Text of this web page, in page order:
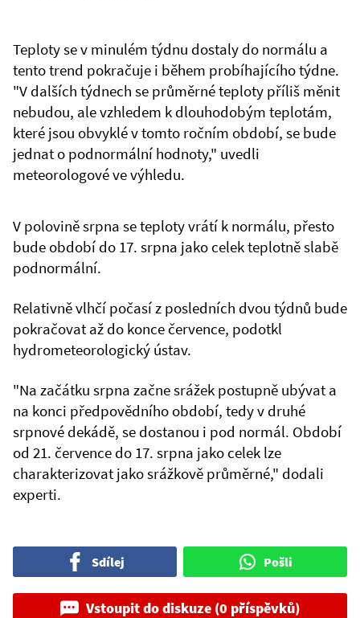
Teploty se v minulém týdnu dostaly do normálu a
tento trend pokračuje i během probíhajícího týdne.
"V dalších týdnech se průměrné teploty příliš měnit
nebudou, ale vzhledem k dlouhodobým teplotám,
které jsou obvyklé v tomto ročním období, se bude
jednat o podnormální hodnoty," uvedli
meteorologové ve výhledu.
V polovině srpna se teploty vrátí k normálu, přesto
bude období do 17. srpna jako celek teplotně slabě
podnormální.
Relativně vlhčí počasí z posledních dvou týdnů bude
pokračovat až do konce července, podotkl
hydrometeorologický ústav.
"Na začátku srpna začne srážek postupně ubývat a
na konci předpovědního období, tedy v druhé
srpnové dekádě, se dostanou i pod normál. Období
od 21. července do 17. srpna jako celek lze
charakterizovat jako srážkově průměrné," dodali
experti.
Sdílej Pošli
Vstoupit do diskuze (0 příspěvků)